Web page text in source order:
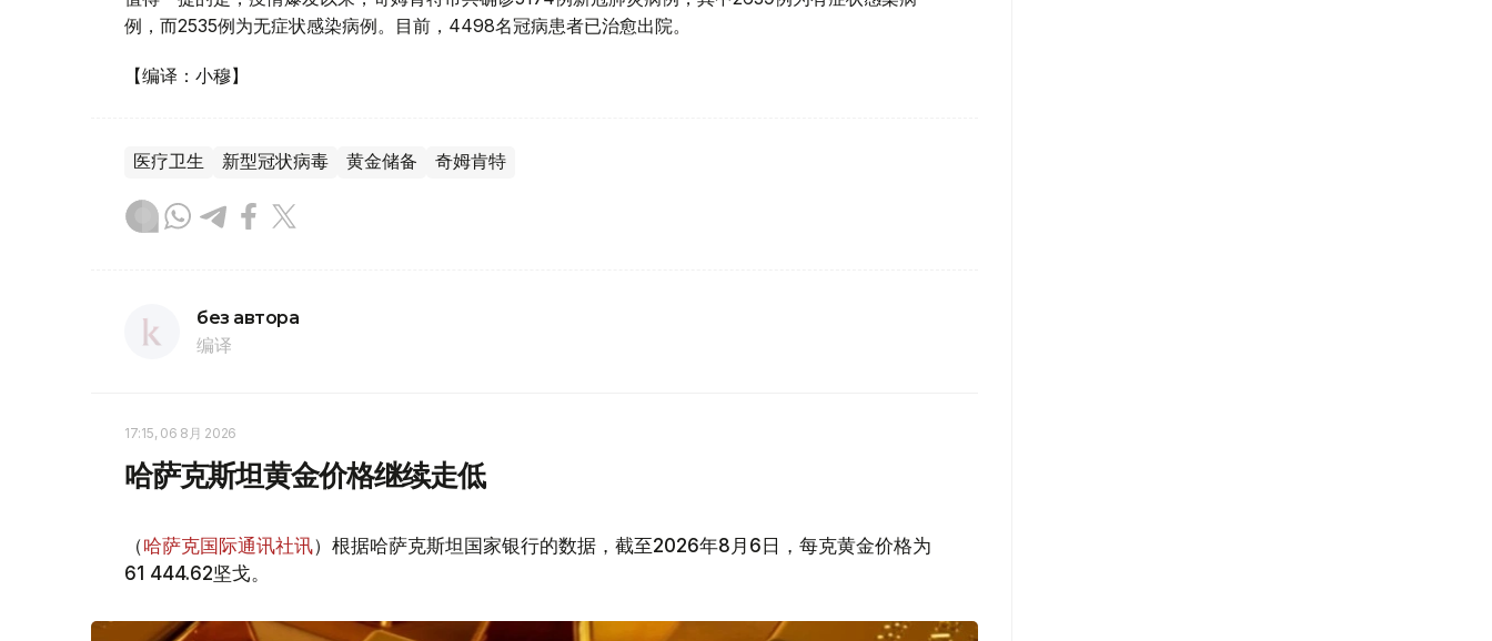
例，而2535例为无症状感染病例。目前，4498名冠病患者已治愈出院。
【编译：小穆】
医疗卫生 新型冠状病毒 黄金储备 奇姆肯特
без автора
编译
17:15, 06 8月 2026
哈萨克斯坦黄金价格继续走低
（哈萨克国际通讯社讯）根据哈萨克斯坦国家银行的数据，截至2026年8月6日，每克黄金价格为
61 444.62坚戈。